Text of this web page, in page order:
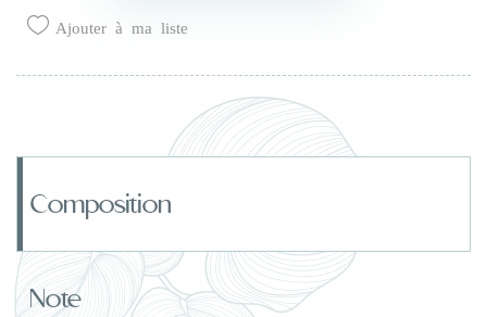
Ajouter à ma liste
Composition
Note